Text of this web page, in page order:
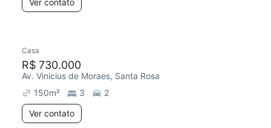
Ver contato
Casa
R$ 730.000
Av. Vinicius de Moraes, Santa Rosa
150m² 3
2
Ver contato